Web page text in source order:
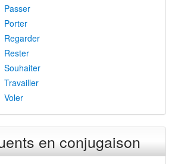
Passer
Porter
Regarder
Rester
Souhaiter
Travailler
Voler
en conjugaison